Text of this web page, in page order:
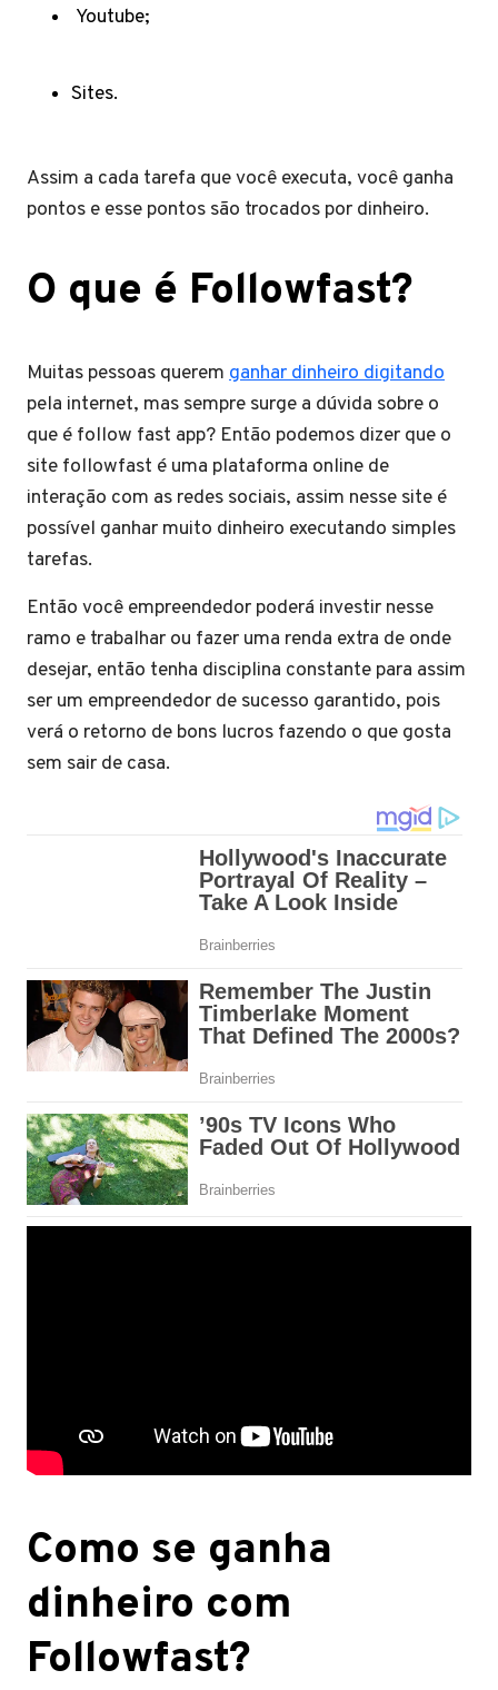
Youtube;
Sites.
Assim a cada tarefa que você executa, você ganha
pontos e esse pontos são trocados por dinheiro.
O que é Followfast?
Muitas pessoas querem ganhar dinheiro digitando
pela internet, mas sempre surge a dúvida sobre o
que é follow fast app? Então podemos dizer que o
site followfast é uma plataforma online de
interação com as redes sociais, assim nesse site é
possível ganhar muito dinheiro executando simples
tarefas.
Então você empreendedor poderá investir nesse
ramo e trabalhar ou fazer uma renda extra de onde
desejar, então tenha disciplina constante para assim
ser um empreendedor de sucesso garantido, pois
verá o retorno de bons lucros fazendo o que gosta
sem sair de casa.
Como se ganha
dinheiro com
Followfast?